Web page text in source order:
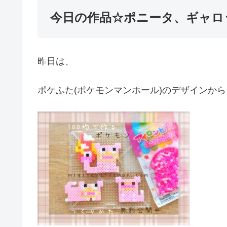
今日の作品☆ポニータ、ギャロ
昨日は、
ポケふた(ポケモンマンホール)のデザインから